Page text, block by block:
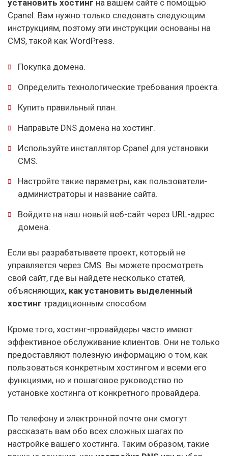
установить хостинг на вашем сайте с помощью
Cpanel. Вам нужно только следовать следующим
инструкциям, поэтому эти инструкции основаны на
CMS, такой как WordPress.
Покупка домена.
Определить технологические требования проекта.
Купить правильный план.
Направьте DNS домена на хостинг.
Используйте инсталлятор Cpanel для установки
CMS.
Настройте такие параметры, как пользователи-
администраторы и название сайта.
Войдите на наш новый веб-сайт через URL-адрес
домена.
Если вы разрабатываете проект, который не
управляется через CMS. Вы можете просмотреть
свой сайт, где вы найдете несколько статей,
объясняющих, как установить выделенный
хостинг традиционным способом.
Кроме того, хостинг-провайдеры часто имеют
эффективное обслуживание клиентов. Они не только
предоставляют полезную информацию о том, как
пользоваться конкретным хостингом и всеми его
функциями, но и пошаговое руководство по
установке хостинга от конкретного провайдера.
По телефону и электронной почте они смогут
рассказать вам обо всех сложных шагах по
настройке вашего хостинга. Таким образом, такие